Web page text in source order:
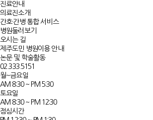
진료안내
의료진소개
간호·간병 통합 서비스
병원둘러보기
오시는 길
제주도민 병원이용 안내
논문 및 학술활동
02.333.5151
월~금요일
AM 8:30 ~ PM 5:30
토요일
AM 8:30 ~ PM 12:30
점심시간